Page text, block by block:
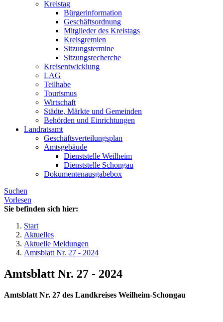
Kreistag
Bürgerinformation
Geschäftsordnung
Mitglieder des Kreistags
Kreisgremien
Sitzungstermine
Sitzungsrecherche
Kreisentwicklung
LAG
Teilhabe
Tourismus
Wirtschaft
Städte, Märkte und Gemeinden
Behörden und Einrichtungen
Landratsamt
Geschäftsverteilungsplan
Amtsgebäude
Dienststelle Weilheim
Dienststelle Schongau
Dokumentenausgabebox
Suchen
Vorlesen
Sie befinden sich hier:
Start
Aktuelles
Aktuelle Meldungen
Amtsblatt Nr. 27 - 2024
Amtsblatt Nr. 27 - 2024
Amtsblatt Nr. 27 des Landkreises Weilheim-Schongau